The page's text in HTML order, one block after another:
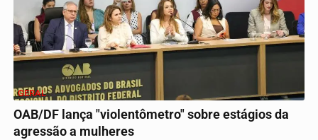
GERAL
OAB/DF lança "violentômetro" sobre estágios da
agressão a mulheres